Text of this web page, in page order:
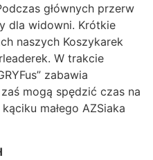
głównych przerw
dla widowni. Krótkie
naszych Koszykarek
W trakcie
zabawia
mogą spędzić czas na
małego AZSiaka